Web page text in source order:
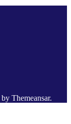
by Themeansar.